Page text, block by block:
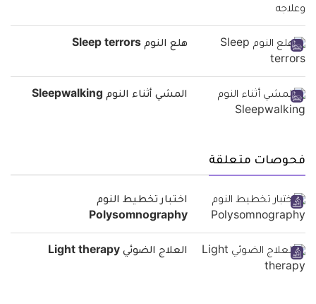
هلع النوم Sleep terrors
المشي أثناء النوم Sleepwalking
فحوصات متعلقة
اختبار تخطيط النوم
Polysomnography
العلاج الضوئي Light therapy